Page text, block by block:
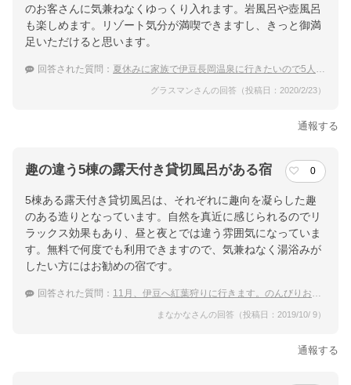
のお客さんに気兼ねなくゆっくり入れます。岩風呂や壺風呂
も楽しめます。リゾート気分が満喫できますし、きっと御満
足いただけると思います。
回答された質問： 夏休みに家族で伊豆長岡温泉に行きたいので5人部屋があって食事はバイキングの宿を探してます。
グラスマンさんの回答（投稿日：2020/2/23）
通報する
趣の違う5棟の露天付き貸切風呂がある宿 0
5棟ある露天付き貸切風呂は、それぞれに趣向を凝らした趣
のある造りとなっています。自然を真近に感じられるのでリ
ラックス効果もあり、昼と夜とでは違う雰囲気になっていま
す。無料で何度でも利用できますので、気兼ねなく湯浴みが
したい方にはお勧めの宿です。
回答された質問： 11月、伊豆へ紅葉狩りに行きます。のんびりお湯に浸かれる貸切風呂がある、伊豆長岡温泉の宿は？
まなかなさんの回答（投稿日：2019/10/ 9）
通報する